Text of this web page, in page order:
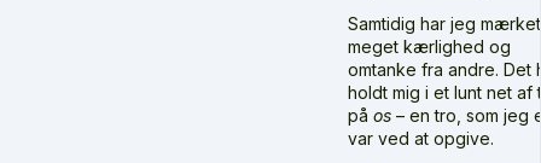
Samtidig har jeg
meget kærlighed og
omtanke fra andre. Det
holdt mig i et lunt net af
på os – en tro, som jeg
var ved at opgive.